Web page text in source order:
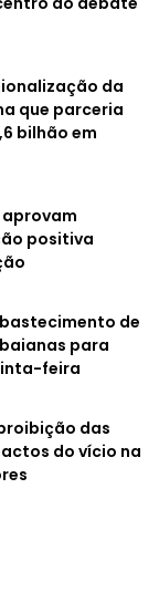
da
que parceria
bilhão em
aprovam
positiva
de
para
feira
das
do vício na